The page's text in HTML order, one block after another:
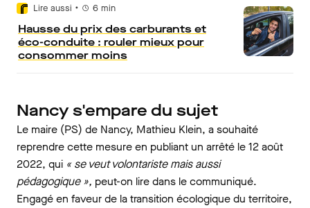
Lire aussi • 6 min
Hausse du prix des carburants et
éco-conduite : rouler mieux pour
consommer moins
Nancy s'empare du sujet
Le maire (PS) de Nancy, Mathieu Klein, a souhaité
reprendre cette mesure en publiant un arrêté le 12 août
2022, qui « se veut volontariste mais aussi
pédagogique », peut-on lire dans le communiqué.
Engagé en faveur de la transition écologique du territoire,